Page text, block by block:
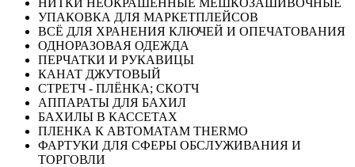
НИТКИ НЕОКРАШЕННЫЕ МЕШКОЗАШИВОЧНЫЕ
УПАКОВКА ДЛЯ МАРКЕТПЛЕЙСОВ
ВСЁ ДЛЯ ХРАНЕНИЯ КЛЮЧЕЙ И ОПЕЧАТОВАНИЯ
ОДНОРАЗОВАЯ ОДЕЖДА
ПЕРЧАТКИ И РУКАВИЦЫ
КАНАТ ДЖУТОВЫЙ
СТРЕТЧ - ПЛЁНКА; СКОТЧ
АППАРАТЫ ДЛЯ БАХИЛ
БАХИЛЫ В КАССЕТАХ
ПЛЕНКА К АВТОМАТАМ THERMO
ФАРТУКИ ДЛЯ СФЕРЫ ОБСЛУЖИВАНИЯ И
ТОРГОВЛИ